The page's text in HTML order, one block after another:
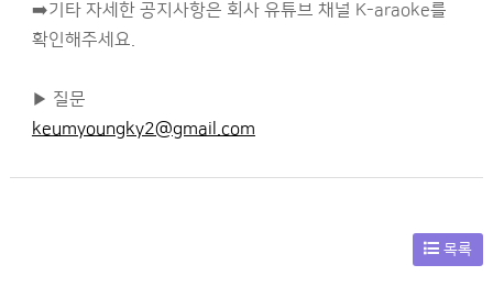
➡️기타 자세한 공지사항은 회사 유튜브 채널 K-araoke를
확인해주세요.
▶ 질문
keumyoungky2@gmail.com
목록